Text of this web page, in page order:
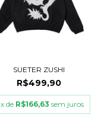
SUETER ZUSHI
R$499,90
x de R$166,63 sem juros